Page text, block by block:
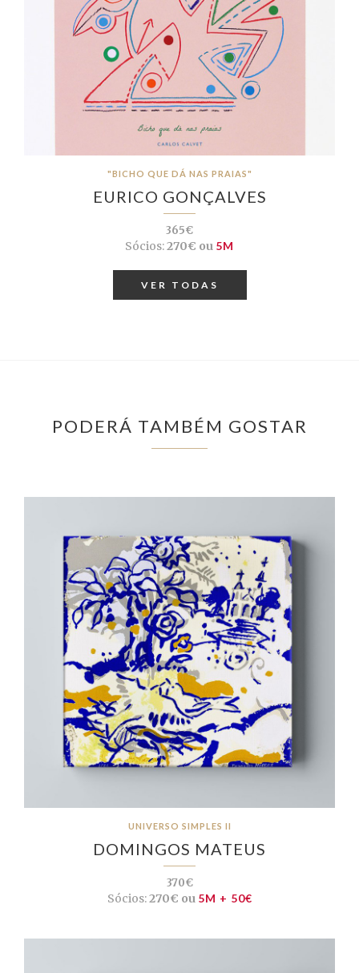
"BICHO QUE DÁ NAS PRAIAS"
EURICO GONÇALVES
365€
Sócios:270€ ou 5M
VER TODAS
PODERÁ TAMBÉM GOSTAR
UNIVERSO SIMPLES II
DOMINGOS MATEUS
370€
Sócios:270€ ou 5M + 50€